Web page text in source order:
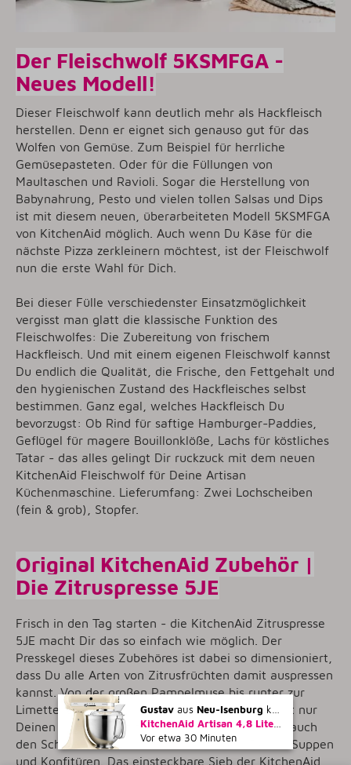
Der Fleischwolf 5KSMFGA -
Neues Modell!
Dieser Fleischwolf kann deutlich mehr als Hackfleisch
herstellen. Denn er eignet sich genauso gut für das
Wolfen von Gemüse. Zum Beispiel für herrliche
Gemüsepasteten. Oder für die Füllungen von
Maultaschen und Ravioli. Sogar die Herstellung von
Babynahrung, Pesto und vielen tollen Salsas und Dips
ist mit diesem neuen, überarbeiteten Modell 5KSMFGA
von KitchenAid möglich. Auch wenn Du Käse für die
nächste Pizza zerkleinern möchtest, ist der Fleischwolf
nun die erste Wahl für Dich.
Bei dieser Fülle verschiedenster Einsatzmöglichkeit
vergisst man glatt die klassische Funktion des
Fleischwolfes: Die Zubereitung von frischem
Hackfleisch. Und mit einem eigenen Fleischwolf kannst
Du endlich die Qualität, die Frische, den Fettgehalt und
den hygienischen Zustand des Hackfleisches selbst
bestimmen. Ganz egal, welches Hackfleisch Du
bevorzugst: Ob Rind für saftige Hamburger-Paddies,
Geflügel für magere Bouillonklöße, Lachs für köstliches
Tatar - das alles gelingt Dir ruckzuck mit dem neuen
KitchenAid Fleischwolf für Deine Artisan
Küchenmaschine. Lieferumfang: Zwei Lochscheiben
(fein & grob), Stopfer.
Original KitchenAid Zubehör |
Die Zitruspresse 5JE
Frisch in den Tag starten - die KitchenAid Zitruspresse
5JE macht Dir das so einfach wie möglich. Der
Presskegel dieses Zubehöres ist dabei so dimensioniert,
dass Du alle Arten von Zitrusfrüchten damit auspressen
kannst. Von der großen Pampelmuse bis runter zur
Limette. Damit kannst Du Dir also morgens nicht nur
Deinen Orangensaft frisch auspressen, sondern auch
den Schuss Limettensaft zum Verfeinern Deiner Suppen
und Konfitüren. Das einsteckbare Sieb der KitchenAid
Gustav aus Neu-Isenburg kaufte gerade
KitchenAid Artisan 4,8 Liter Küchenmaschine Modell KSM185 - CREME
Vor etwa 30 Minuten